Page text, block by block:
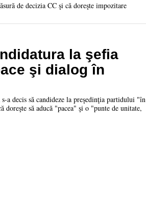
de decizia CC şi că doreşte impozitare
la şefia
şi dialog în
a decis să candideze la preşedinţia partidului "în
să aducă "pacea" şi o "punte de unitate,